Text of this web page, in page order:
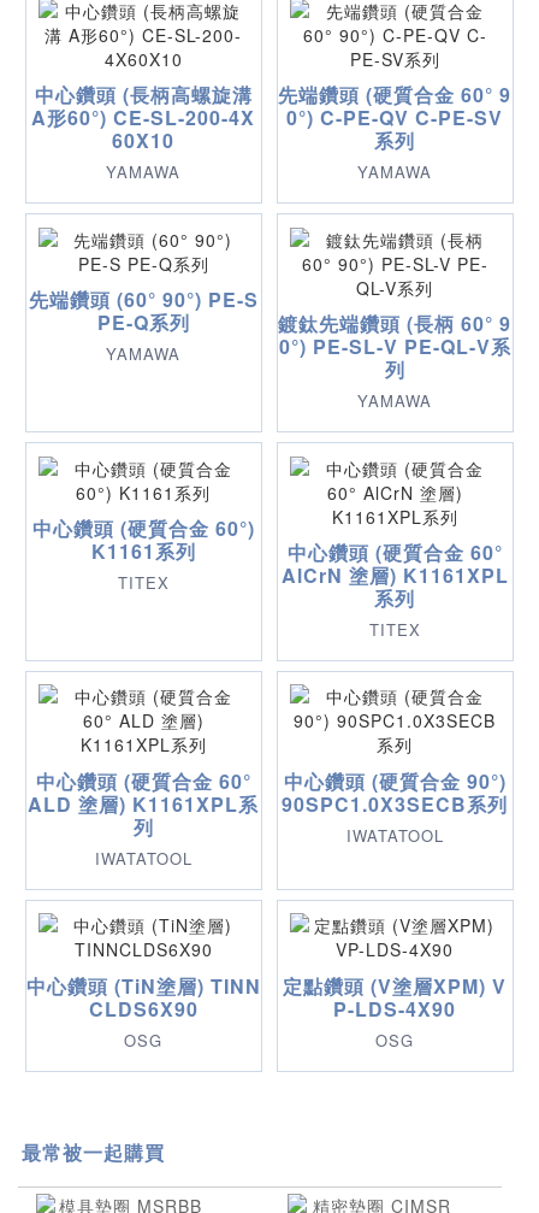
中心鑽頭 (長柄高螺旋溝
A形60°) CE-SL-200-4X
60X10
YAMAWA
先端鑽頭 (硬質合金 60° 9
0°) C-PE-QV C-PE-SV
系列
YAMAWA
先端鑽頭 (60° 90°) PE-S
PE-Q系列
YAMAWA
鍍鈦先端鑽頭 (長柄 60° 9
0°) PE-SL-V PE-QL-V系
列
YAMAWA
中心鑽頭 (硬質合金 60°)
K1161系列
TITEX
中心鑽頭 (硬質合金 60°
AlCrN 塗層) K1161XPL
系列
TITEX
中心鑽頭 (硬質合金 60°
ALD 塗層) K1161XPL系
列
IWATATOOL
中心鑽頭 (硬質合金 90°)
90SPC1.0X3SECB系列
IWATATOOL
中心鑽頭 (TiN塗層) TINN
CLDS6X90
OSG
定點鑽頭 (V塗層XPM) V
P-LDS-4X90
OSG
最常被一起購買